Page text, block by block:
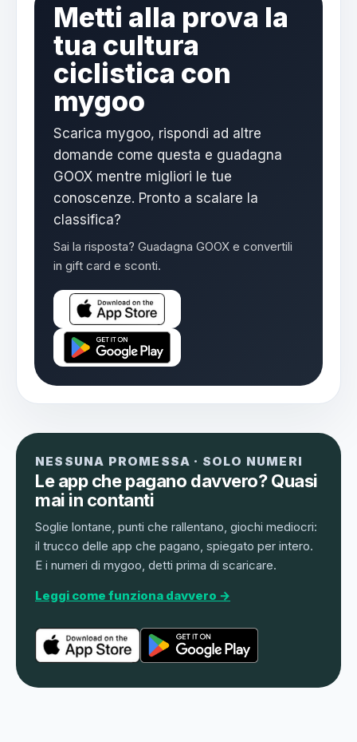
Metti alla prova la
tua cultura
ciclistica con
mygoo
Scarica mygoo, rispondi ad altre
domande come questa e guadagna
GOOX mentre migliori le tue
conoscenze. Pronto a scalare la
classifica?
Sai la risposta? Guadagna GOOX e convertili
in gift card e sconti.
NESSUNA PROMESSA · SOLO NUMERI
Le app che pagano davvero? Quasi
mai in contanti
Soglie lontane, punti che rallentano, giochi mediocri:
il trucco delle app che pagano, spiegato per intero.
E i numeri di mygoo, detti prima di scaricare.
Leggi come funziona davvero →